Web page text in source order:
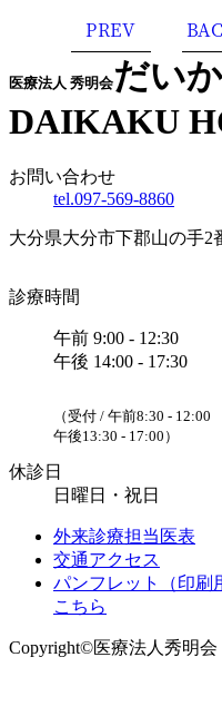
PREV
医療法人 秀明会だい
DAIKAKU
お問い合わせ
tel.097-569-8860
大分県大分市下郡山の手2
診療時間
午前 9:00 - 12:30
午後 14:00 - 17:30
（受付 / 午前8:30 - 12:00
午後13:30 - 17:00）
休診日
日曜日・祝日
外来診療担当医表
交通アクセス
パンフレット（印刷
こちら
Copyright©医療法人秀明会